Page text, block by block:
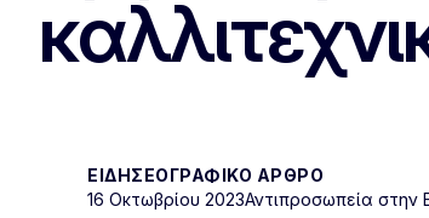
ΕΙΔΗΣΕΟΓΡΑΦΙΚΌ ΆΡΘΡΟ
16 Οκτωβρίου 2023Αντιπροσωπεία στην